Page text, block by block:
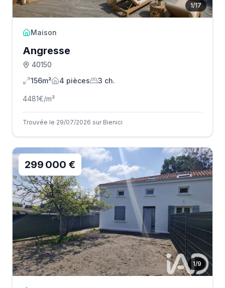
1/17
Maison
Angresse
40150
156m²
4 pièces 3 ch.
4481€/m²
Trouvée le 29/07/2026 sur Bienici
1/9
299 000 €